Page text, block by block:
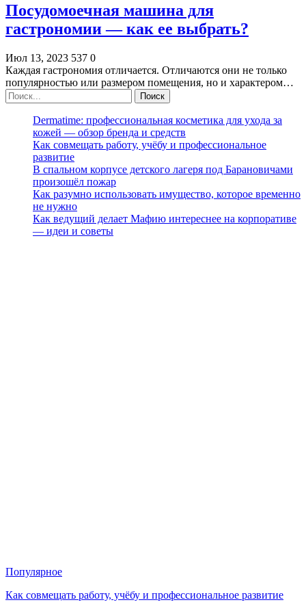
Посудомоечная машина для
гастрономии — как ее выбрать?
Июл 13, 2023 537 0
Каждая гастрономия отличается. Отличаются они не только
популярностью или размером помещения, но и характером…
Dermatime: профессиональная косметика для ухода за
кожей — обзор бренда и средств
Как совмещать работу, учёбу и профессиональное
развитие
В спальном корпусе детского лагеря под Барановичами
произошёл пожар
Как разумно использовать имущество, которое временно
не нужно
Как ведущий делает Мафию интереснее на корпоративе
— идеи и советы
Популярное
Как совмещать работу, учёбу и профессиональное развитие